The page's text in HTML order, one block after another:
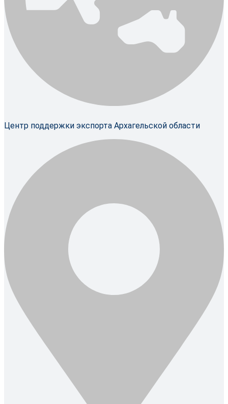
Центр поддержки экспорта Архагельской области